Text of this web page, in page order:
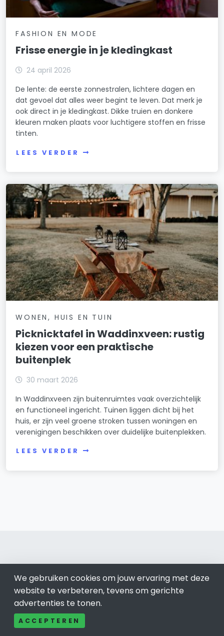
FASHION EN MODE
Frisse energie in je kledingkast
24 april 2026
De lente: de eerste zonnestralen, lichtere dagen en
dat gevoel dat alles weer begint te leven. Dat merk je
ook direct in je kledingkast. Dikke truien en donkere
kleuren maken plaats voor luchtigere stoffen en frisse
tinten.
LEES VERDER
WONEN, HUIS EN TUIN
Picknicktafel in Waddinxveen: rustig
kiezen voor een praktische
buitenplek
30 maart 2026
In Waddinxveen zijn buitenruimtes vaak overzichtelijk
en functioneel ingericht. Tuinen liggen dicht bij het
huis, er zijn veel groene stroken tussen woningen en
verenigingen beschikken over duidelijke buitenplekken.
LEES VERDER
Waddinxveen 0182
Bel ons: 085-04 10 177
Contact
Adverteren
We gebruiken cookies om jouw ervaring met deze
website te verbeteren, tevens om gerichte
advertenties te tonen.
ACCEPTEREN